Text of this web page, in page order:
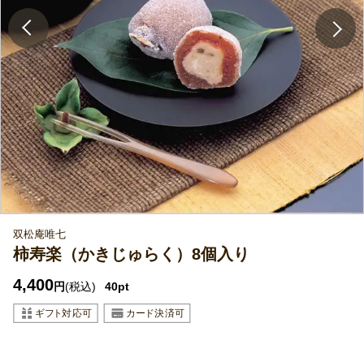
双松庵唯七
柿寿楽（かきじゅらく）8個入り
4,400円(税込) 40pt